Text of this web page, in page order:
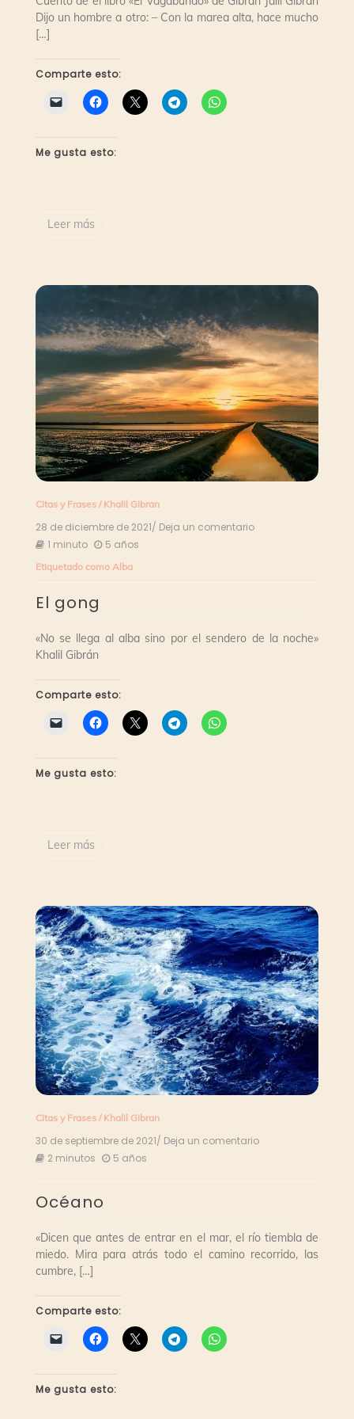
Dijo un hombre a otro: – Con la marea alta, hace mucho
[…]
Comparte esto:
Me gusta esto:
Leer más
Citas y Frases/ Khalil Gibran
28 de diciembre de 2021/ Deja un comentarioen
1 minuto 5 años
Etiquetado como Alba
El gong
«No se llega al alba sino por el sendero de la noche»
Khalil Gibrán
Comparte esto:
Me gusta esto:
Leer más
Citas y Frases/ Khalil Gibran
30 de septiembre de 2021/ Deja un comentarioen
2 minutos 5 años
Océano
«Dicen que antes de entrar en el mar, el río tiembla de
miedo. Mira para atrás todo el camino recorrido, las
cumbre, […]
Comparte esto:
Me gusta esto: